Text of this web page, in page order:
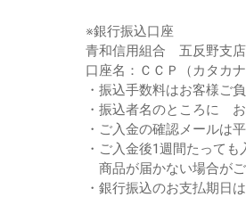
※銀行振込口座
青和信用組合 五反野支
口座名：ＣＣＰ（カタカ
・振込手数料はお客様ご
・振込者名のところに
・ご入金の確認メールは
・ご入金後1週間たって
商品が届かない場合がご
・銀行振込のお支払期日